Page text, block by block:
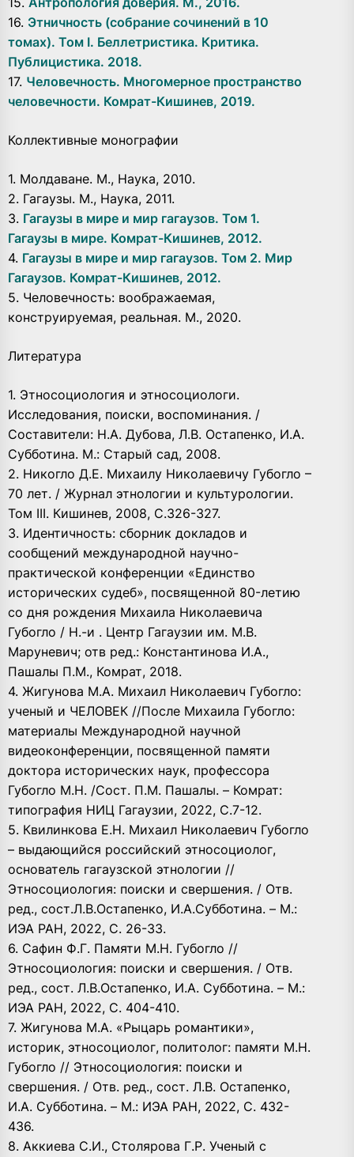
16. Этничность (собрание сочинений в 10
томах). Том I. Беллетристика. Критика.
Публицистика. 2018.
17. Человечность. Многомерное пространство
человечности. Комрат-Кишинев, 2019.
Коллективные монографии
1. Молдаване. М., Наука, 2010.
2. Гагаузы. М., Наука, 2011.
3. Гагаузы в мире и мир гагаузов. Том 1.
Гагаузы в мире. Комрат-Кишинев, 2012.
4. Гагаузы в мире и мир гагаузов. Том 2. Мир
Гагаузов. Комрат-Кишинев, 2012.
5. Человечность: воображаемая,
конструируемая, реальная. М., 2020.
Литература
1. Этносоциология и этносоциологи.
Исследования, поиски, воспоминания. /
Составители: Н.А. Дубова, Л.В. Остапенко, И.А.
Субботина. М.: Старый сад, 2008.
2. Никогло Д.Е. Михаилу Николаевичу Губогло –
70 лет. / Журнал этнологии и культурологии.
Том III. Кишинев, 2008, С.326-327.
3. Идентичность: сборник докладов и
сообщений международной научно-
практической конференции «Единство
исторических судеб», посвященной 80-летию
со дня рождения Михаила Николаевича
Губогло / Н.-и . Центр Гагаузии им. М.В.
Маруневич; отв ред.: Константинова И.А.,
Пашалы П.М., Комрат, 2018.
4. Жигунова М.А. Михаил Николаевич Губогло:
ученый и ЧЕЛОВЕК //После Михаила Губогло:
материалы Международной научной
видеоконференции, посвященной памяти
доктора исторических наук, профессора
Губогло М.Н. /Сост. П.М. Пашалы. – Комрат:
типография НИЦ Гагаузии, 2022, С.7-12.
5. Квилинкова Е.Н. Михаил Николаевич Губогло
– выдающийся российский этносоциолог,
основатель гагаузской этнологии //
Этносоциология: поиски и свершения. / Отв.
ред., сост.Л.В.Остапенко, И.А.Субботина. – М.:
ИЭА РАН, 2022, С. 26-33.
6. Сафин Ф.Г. Памяти М.Н. Губогло //
Этносоциология: поиски и свершения. / Отв.
ред., сост. Л.В.Остапенко, И.А. Субботина. – М.:
ИЭА РАН, 2022, С. 404-410.
7. Жигунова М.А. «Рыцарь романтики»,
историк, этносоциолог, политолог: памяти М.Н.
Губогло // Этносоциология: поиски и
свершения. / Отв. ред., сост. Л.В. Остапенко,
И.А. Субботина. – М.: ИЭА РАН, 2022, С. 432-
436.
8. Аккиева С.И., Столярова Г.Р. Ученый с